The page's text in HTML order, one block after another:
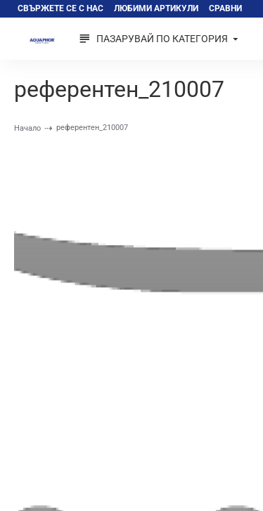
СВЪРЖЕТЕ СЕ С НАС ЛЮБИМИ АРТИКУЛИ СРАВНИ
ПАЗАРУВАЙ ПО КАТЕГОРИЯ
Начало референтен_210007
референтен_210007